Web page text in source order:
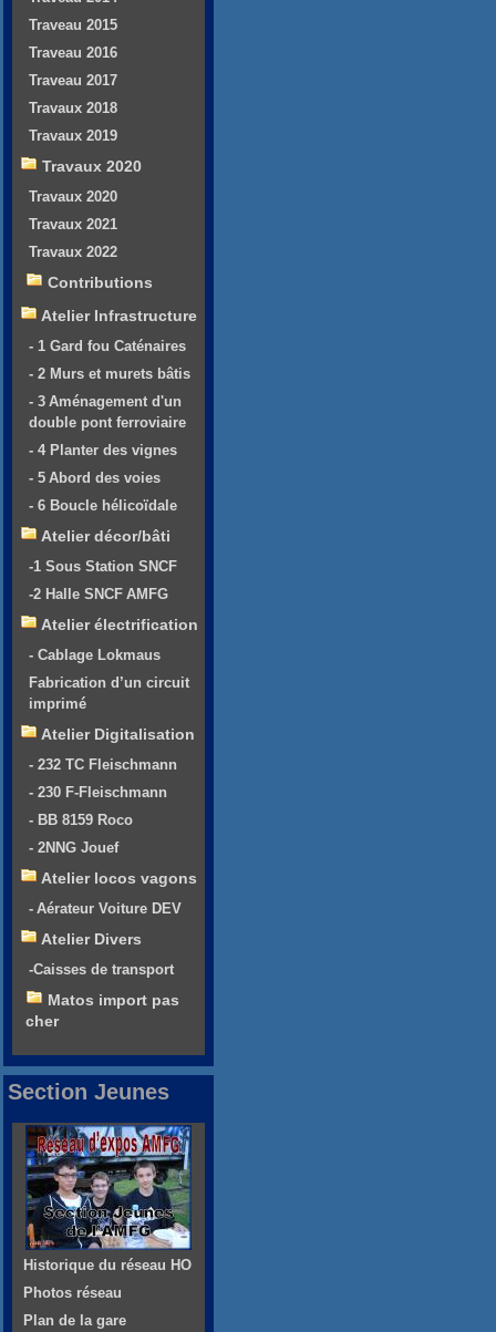
Traveau 2015
Traveau 2016
Traveau 2017
Travaux 2018
Travaux 2019
Travaux 2020
Travaux 2020
Travaux 2021
Travaux 2022
Contributions
Atelier Infrastructure
- 1 Gard fou Caténaires
- 2 Murs et murets bâtis
- 3 Aménagement d'un
double pont ferroviaire
- 4 Planter des vignes
- 5 Abord des voies
- 6 Boucle hélicoïdale
Atelier décor/bâti
-1 Sous Station SNCF
-2 Halle SNCF AMFG
Atelier électrification
- Cablage Lokmaus
Fabrication d’un circuit
imprimé
Atelier Digitalisation
- 232 TC Fleischmann
- 230 F-Fleischmann
- BB 8159 Roco
- 2NNG Jouef
Atelier locos vagons
- Aérateur Voiture DEV
Atelier Divers
-Caisses de transport
Matos import pas
cher
Section Jeunes
Historique du réseau HO
Photos réseau
Plan de la gare